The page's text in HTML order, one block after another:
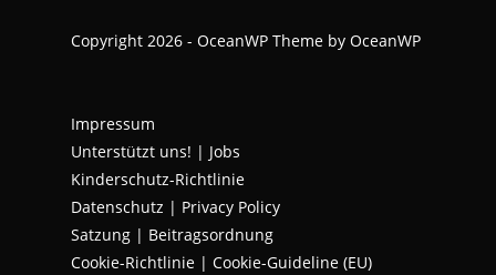
in
tab
in
tab
in
Copyright 2026 - OceanWP Theme by OceanWP
Impressum
Unterstützt uns! | Jobs
Kinderschutz-Richtlinie
Datenschutz | Privacy Policy
Satzung | Beitragsordnung
Cookie-Richtlinie | Cookie-Guideline (EU)